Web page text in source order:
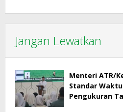
Jangan Lewatkan
Menteri ATR/
Standar
Pengukuran